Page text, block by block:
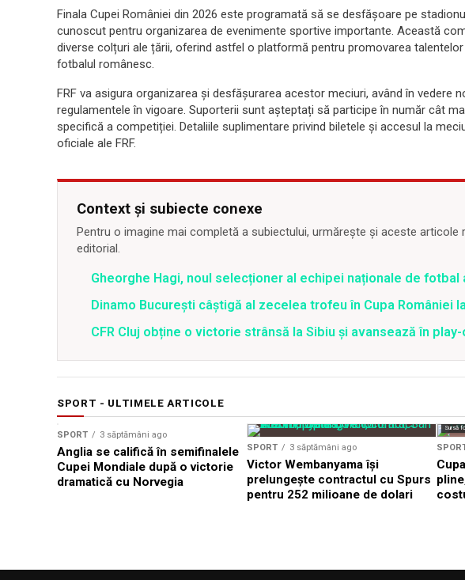
Finala Cupei României din 2026 este programată să se desfășoare pe
cunoscut pentru organizarea de evenimente sportive importante. Această
diverse colțuri ale țării, oferind astfel o platformă pentru promovarea
fotbalul românesc.
FRF va asigura organizarea și desfășurarea acestor meciuri, având în vedere
regulamentele în vigoare. Suporterii sunt așteptați să participe în număr cât
specifică a competiției. Detaliile suplimentare privind biletele și accesul la
oficiale ale FRF.
Context și subiecte conexe
Pentru o imagine mai completă a subiectului, urmărește și aceste articole
editorial.
Gheorghe Hagi, noul selecționer al echipei naționale de fotbal
Dinamo București câștigă al zecelea trofeu în Cupa României
CFR Cluj obține o victorie strânsă la Sibiu și avansează în
SPORT - ULTIMELE ARTICOLE
SPORT 3 săptămâni ago
Anglia se califică în semifinalele
Cupei Mondiale după o victorie
dramatică cu Norvegia
SPORT 3 săptămâni ago
Victor Wembanyama își
prelungește contractul cu Spurs
pentru 252 milioane de dolari
Sursă